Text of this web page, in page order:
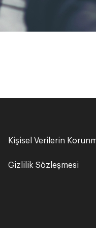
Kişisel Verilerin
Gizlilik Sözleşmesi